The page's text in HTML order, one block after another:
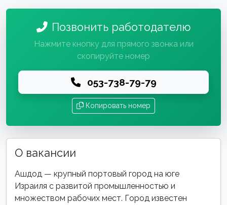
Позвонить работодателю
Нажмите кнопку для прямого звонка или
скопируйте номер
053-738-79-79
Копировать номер
О вакансии
Ашдод — крупный портовый город на юге
Израиля с развитой промышленностью и
множеством рабочих мест. Город известен